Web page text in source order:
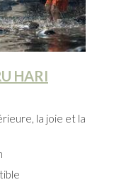
HARI
la joie et la